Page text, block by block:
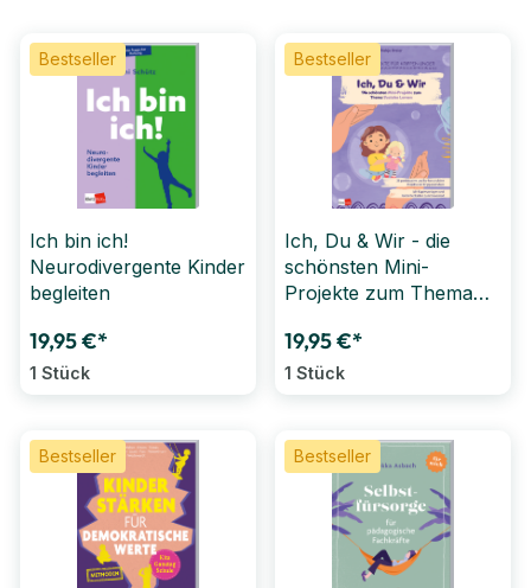
Bestseller
Ich bin ich!
Neurodivergente Kinder
begleiten
19,95 €*
1 Stück
Bestseller
Ich, Du & Wir - die
schönsten Mini-
Projekte zum Thema
19,95 €*
1 Stück
Bestseller Bestseller